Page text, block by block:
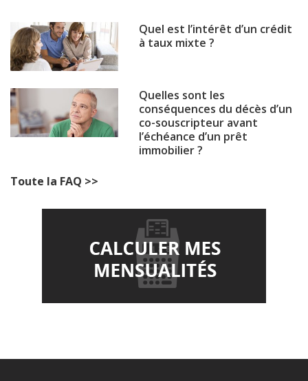
Quel est l’intérêt d’un crédit
à taux mixte ?
Quelles sont les
conséquences du décès d’un
co-souscripteur avant
l’échéance d’un prêt
immobilier ?
Toute la FAQ >>